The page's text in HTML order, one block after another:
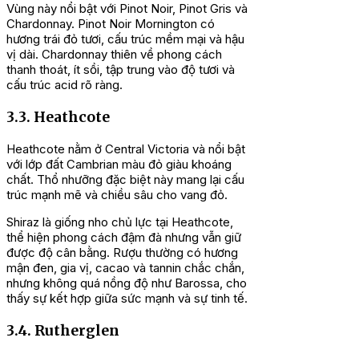
Vùng này nổi bật với Pinot Noir, Pinot Gris và
Chardonnay. Pinot Noir Mornington có
hương trái đỏ tươi, cấu trúc mềm mại và hậu
vị dài. Chardonnay thiên về phong cách
thanh thoát, ít sồi, tập trung vào độ tươi và
cấu trúc acid rõ ràng.
3.3. Heathcote
Heathcote nằm ở Central Victoria và nổi bật
với lớp đất Cambrian màu đỏ giàu khoáng
chất. Thổ nhưỡng đặc biệt này mang lại cấu
trúc mạnh mẽ và chiều sâu cho vang đỏ.
Shiraz là giống nho chủ lực tại Heathcote,
thể hiện phong cách đậm đà nhưng vẫn giữ
được độ cân bằng. Rượu thường có hương
mận đen, gia vị, cacao và tannin chắc chắn,
nhưng không quá nồng độ như Barossa, cho
thấy sự kết hợp giữa sức mạnh và sự tinh tế.
3.4. Rutherglen